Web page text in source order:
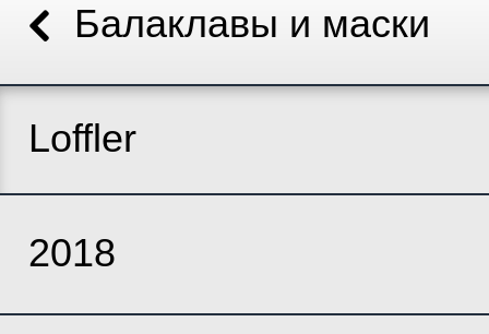
Балаклавы и маски
Loffler
2018